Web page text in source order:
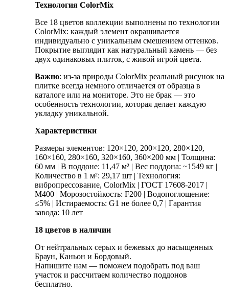
Технология ColorMix
Все 18 цветов коллекции выполнены по технологии
ColorMix: каждый элемент окрашивается
индивидуально с уникальным смешением оттенков.
Покрытие выглядит как натуральный камень — без
двух одинаковых плиток, с живой игрой цвета.
Важно: из-за природы ColorMix реальный рисунок на
плитке всегда немного отличается от образца в
каталоге или на мониторе. Это не брак — это
особенность технологии, которая делает каждую
укладку уникальной.
Характеристики
Размеры элементов: 120×120, 200×120, 280×120,
160×160, 280×160, 320×160, 360×200 мм | Толщина:
60 мм | В поддоне: 11,47 м² | Вес поддона: ~1549 кг |
Количество в 1 м²: 29,17 шт | Технология:
вибропрессование, ColorMix | ГОСТ 17608-2017 |
М400 | Морозостойкость: F200 | Водопоглощение:
≤5% | Истираемость: G1 не более 0,7 | Гарантия
завода: 10 лет
18 цветов в наличии
От нейтральных серых и бежевых до насыщенных
Браун, Каньон и Бордовый.
Напишите нам — поможем подобрать под ваш
участок и рассчитаем количество поддонов
бесплатно.